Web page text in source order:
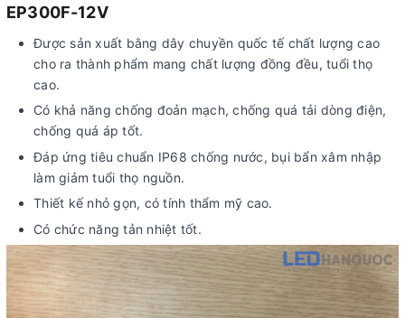
EP300F-12V
Được sản xuất bằng dây chuyền quốc tế chất lượng cao
cho ra thành phẩm mang chất lượng đồng đều, tuổi thọ
cao.
Có khả năng chống đoản mạch, chống quá tải dòng điện,
chống quá áp tốt.
Đáp ứng tiêu chuẩn IP68 chống nước, bụi bẩn xâm nhập
làm giảm tuổi thọ nguồn.
Thiết kế nhỏ gọn, có tính thẩm mỹ cao.
Có chức năng tản nhiệt tốt.